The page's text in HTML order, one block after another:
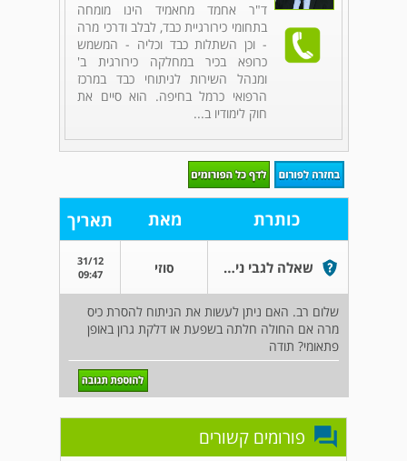
ד"ר אחמד מחאמיד הינו מומחה
בתחומי כירורגיית כבד, לבלב ודרכי מרה
- וכן השתלות כבד וכליה - המשמש
כרופא בכיר במחלקה כירורגית ב'
ומנהל השירות לניתוחי כבד במרכז
הרפואי כרמל בחיפה. הוא סיים את
חוק לימודיו ב...
כותרת מאת תאריך
שאלה לגבי ניתוח כיס מרה סוזי
31/12
09:47
שלום רב. האם ניתן לעשות את הניתוח להסרת כיס
מרה אם החולה חלתה בשפעת או דלקת גרון באופן
פתאומי? תודה
פורומים קשורים